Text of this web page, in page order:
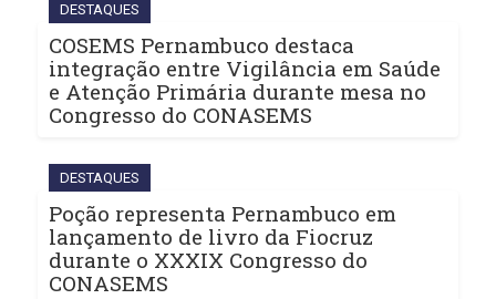
DESTAQUES
COSEMS Pernambuco destaca
integração entre Vigilância em Saúde
e Atenção Primária durante mesa no
Congresso do CONASEMS
DESTAQUES
Poção representa Pernambuco em
lançamento de livro da Fiocruz
durante o XXXIX Congresso do
CONASEMS